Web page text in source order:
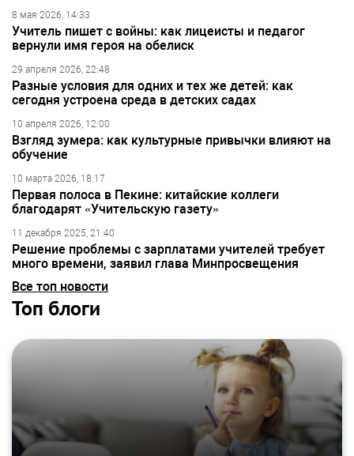
8 мая 2026, 14:33
Учитель пишет с войны: как лицеисты и педагог
вернули имя героя на обелиск
29 апреля 2026, 22:48
Разные условия для одних и тех же детей: как
сегодня устроена среда в детских садах
10 апреля 2026, 12:00
Взгляд зумера: как культурные привычки влияют на
обучение
10 марта 2026, 18:17
Первая полоса в Пекине: китайские коллеги
благодарят «Учительскую газету»
11 декабря 2025, 21:40
Решение проблемы с зарплатами учителей требует
много времени, заявил глава Минпросвещения
Все топ новости
Топ блоги